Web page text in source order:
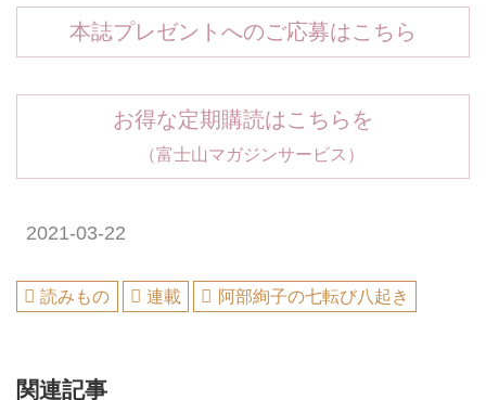
本誌プレゼントへのご応募はこちら
お得な定期購読はこちらを
（富士山マガジンサービス）
2021-03-22
読みもの 連載 阿部絢子の七転び八起き
関連記事